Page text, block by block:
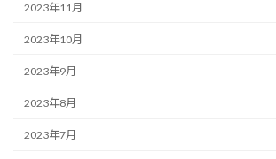
2023年11月
2023年10月
2023年9月
2023年8月
2023年7月